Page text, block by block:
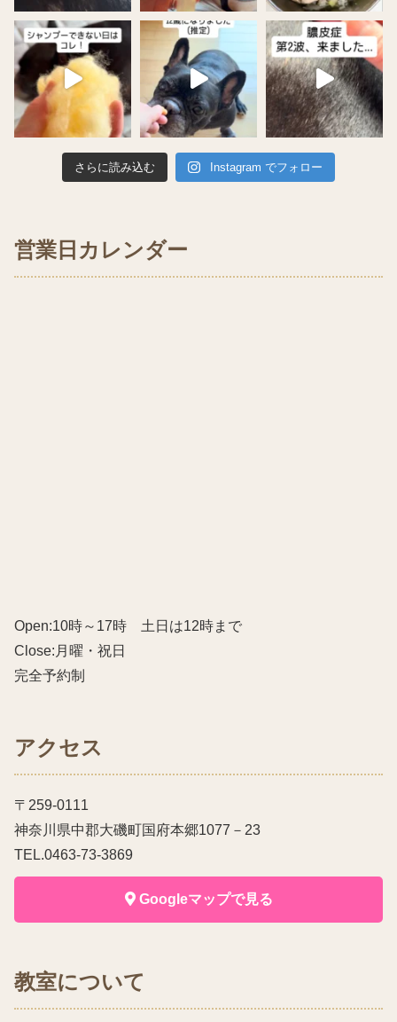
さらに読み込む Instagram でフォロー
営業日カレンダー
Open:10時～17時 土日は12時まで
Close:月曜・祝日
完全予約制
アクセス
〒259-0111
神奈川県中郡大磯町国府本郷1077－23
TEL.0463-73-3869
Googleマップで見る
教室について